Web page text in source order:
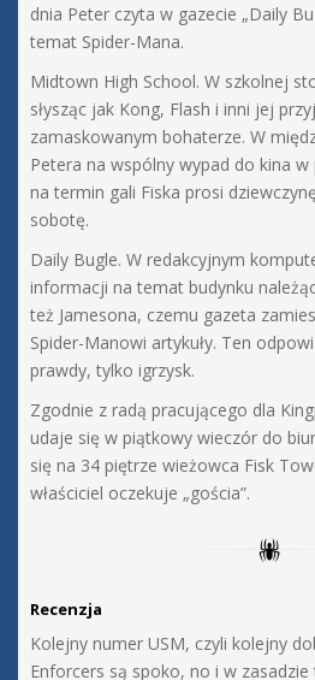
dnia Peter czyta w gazecie „Daily
temat Spider-Mana.
Midtown High School. W szkolnej
słysząc jak Kong, Flash i inni jej
zamaskowanym bohaterze. W
Petera na wspólny wypad do kina
na termin gali Fiska prosi
sobotę.
Daily Bugle. W redakcyjnym
informacji na temat budynku
też Jamesona, czemu gazeta
Spider-Manowi artykuły. Ten
prawdy, tylko igrzysk.
Zgodnie z radą pracującego dla
udaje się w piątkowy wieczór do
się na 34 piętrze wieżowca Fisk
właściciel oczekuje „gościa”.
Recenzja
Kolejny numer USM, czyli kolejny
Enforcers są spoko, no i w